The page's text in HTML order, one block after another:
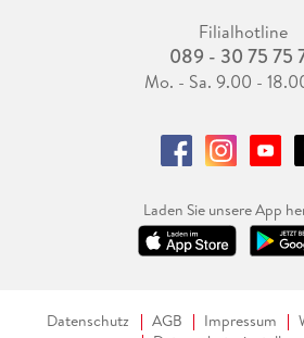
Filialhotline
089 - 30 75 75
Mo. - Sa. 9.00 -
Laden Sie unsere App
Datenschutz AGB Impressum